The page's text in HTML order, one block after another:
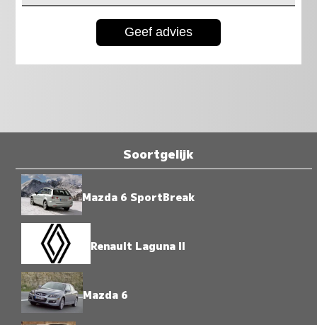
Soortgelijk
Mazda 6 SportBreak
Renault Laguna II
Mazda 6